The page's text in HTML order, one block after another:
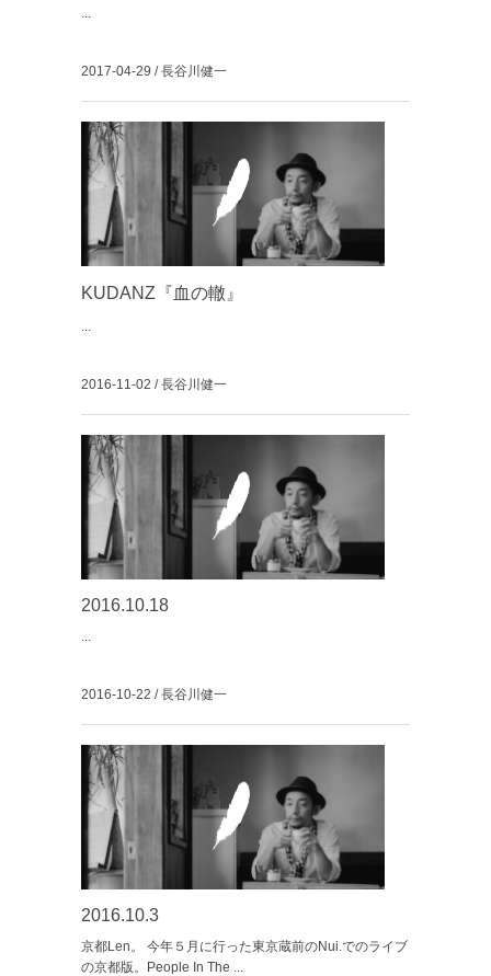
...
2017-04-29 / 長谷川健一
KUDANZ『血の轍』
...
2016-11-02 / 長谷川健一
2016.10.18
...
2016-10-22 / 長谷川健一
2016.10.3
京都Len。 今年５月に行った東京蔵前のNui.でのライブ
の京都版。People In The ...